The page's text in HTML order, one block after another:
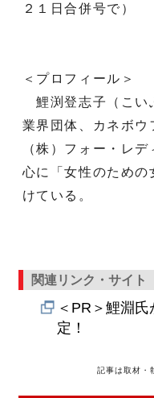
２１日合併号で）
＜プロフィール＞
鯉渕登志子（こい
業界団体、カネボウ
（株）フォー・レ
心に「女性のための
けている。
関連リンク・サイト
＜PR＞鯉淵
定！
記事は取材・